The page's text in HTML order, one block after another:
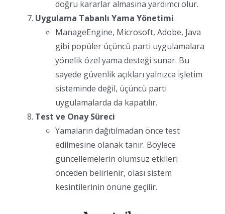
doğru kararlar almasına yardımcı olur.
Uygulama Tabanlı Yama Yönetimi
ManageEngine, Microsoft, Adobe, Java
gibi popüler üçüncü parti uygulamalara
yönelik özel yama desteği sunar. Bu
sayede güvenlik açıkları yalnızca işletim
sisteminde değil, üçüncü parti
uygulamalarda da kapatılır.
Test ve Onay Süreci
Yamaların dağıtılmadan önce test
edilmesine olanak tanır. Böylece
güncellemelerin olumsuz etkileri
önceden belirlenir, olası sistem
kesintilerinin önüne geçilir.